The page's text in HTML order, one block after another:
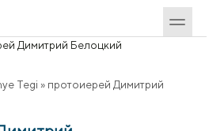
Димитрий Белоцкий
Tegi » протоиерей Димитрий